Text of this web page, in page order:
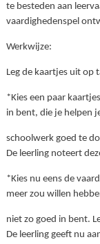
te besteden aan
vaardighedenspel
Werkwijze:
Leg de kaartjes uit op
*Kies een paar
in bent, die je helpen
schoolwerk goed te
De leerling noteert
*Kies nu eens de
meer zou willen
niet zo goed in bent.
De leerling geeft nu